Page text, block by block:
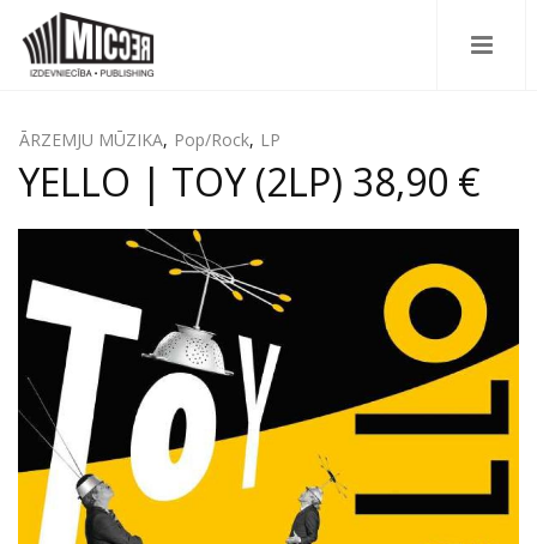
ĀRZEMJU MŪZIKA, Pop/Rock, LP
YELLO | TOY (2LP) 38,90 €